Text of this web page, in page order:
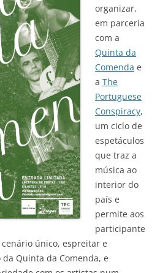
organizar,
em parceria
com a
Quinta da
Comenda e
a The
Portuguese
Conspiracy,
um ciclo de
espetáculos
que traz a
música ao
interior do
país e
permite aos
participante
único, espreitar e
Quinta da Comenda, e